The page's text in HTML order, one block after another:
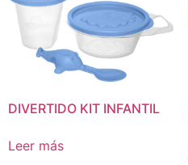
DIVERTIDO KIT INFANTIL
Leer más